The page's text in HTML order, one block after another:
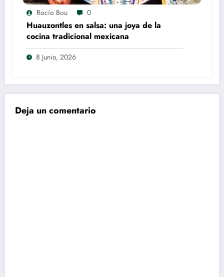
Rocío Bou 0
Huauzontles en salsa: una joya de la
cocina tradicional mexicana
8 Junio, 2026
Deja un comentario